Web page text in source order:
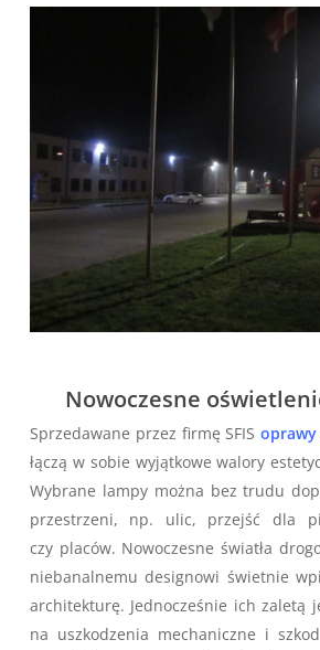
Nowoczesne
Sprzedawane przez firmę SFIS
łączą w sobie wyjątkowe walory
Wybrane lampy można bez trudu
przestrzeni, np. ulic, przejść dla
czy placów. Nowoczesne światła
niebanalnemu designowi świetnie
architekturę. Jednocześnie ich zaletą
na uszkodzenia mechaniczne i